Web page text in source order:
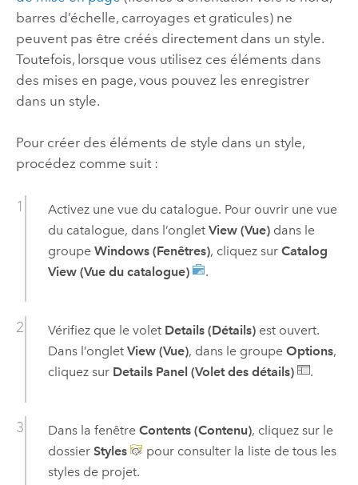
barres d’échelle, carroyages et graticules) ne
peuvent pas être créés directement dans un style.
Toutefois, lorsque vous utilisez ces éléments dans
des mises en page, vous pouvez les enregistrer
dans un style.
Pour créer des éléments de style dans un style,
procédez comme suit :
Activez une vue du catalogue. Pour ouvrir une vue
du catalogue, dans l’onglet View (Vue)dans le
groupe Windows (Fenêtres), cliquez sur Catalog
View (Vue du catalogue)
.
Vérifiez que le volet Details (Détails)est ouvert.
Dans l’onglet View (Vue), dans le groupe Options,
cliquez sur Details Panel (Volet des détails) .
Dans la fenêtre Contents (Contenu), cliquez sur le
dossier Styles
pour consulter la liste de tous les
styles de projet.